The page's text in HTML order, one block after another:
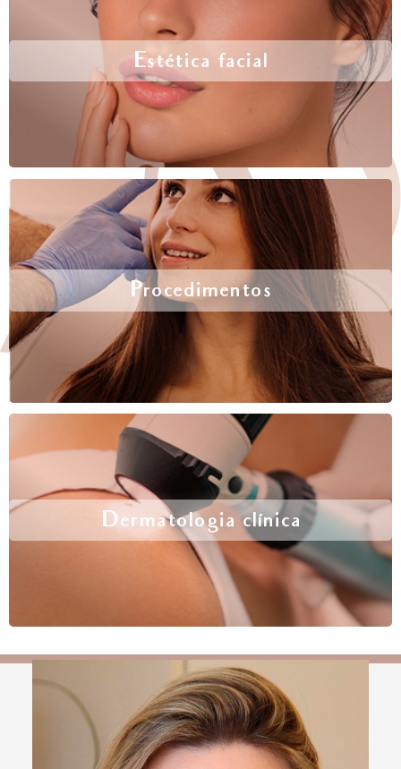
Estética facial
Procedimentos
Dermatologia clínica